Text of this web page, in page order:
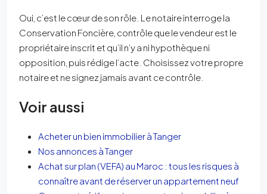
Oui, c’est le cœur de son rôle. Le notaire interroge la
Conservation Foncière, contrôle que le vendeur est le
propriétaire inscrit et qu’il n’y a ni hypothèque ni
opposition, puis rédige l’acte. Choisissez votre propre
notaire et ne signez jamais avant ce contrôle.
Voir aussi
Acheter un bien immobilier à Tanger
Nos annonces à Tanger
Achat sur plan (VEFA) au Maroc : tous les risques à
connaître avant de réserver un appartement neuf